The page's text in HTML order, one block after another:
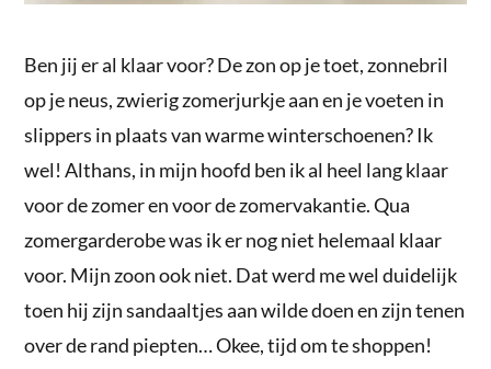
Ben jij er al klaar voor? De zon op je toet, zonnebril
op je neus, zwierig zomerjurkje aan en je voeten in
slippers in plaats van warme winterschoenen? Ik
wel! Althans, in mijn hoofd ben ik al heel lang klaar
voor de zomer en voor de zomervakantie. Qua
zomergarderobe was ik er nog niet helemaal klaar
voor. Mijn zoon ook niet. Dat werd me wel duidelijk
toen hij zijn sandaaltjes aan wilde doen en zijn tenen
over de rand piepten… Okee, tijd om te shoppen!